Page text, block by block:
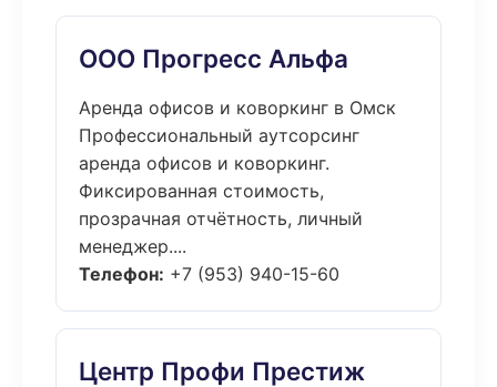
ООО Прогресс Альфа
Аренда офисов и коворкинг в Омск
Профессиональный аутсорсинг
аренда офисов и коворкинг.
Фиксированная стоимость,
прозрачная отчётность, личный
менеджер....
Телефон: +7 (953) 940-15-60
Центр Профи Престиж